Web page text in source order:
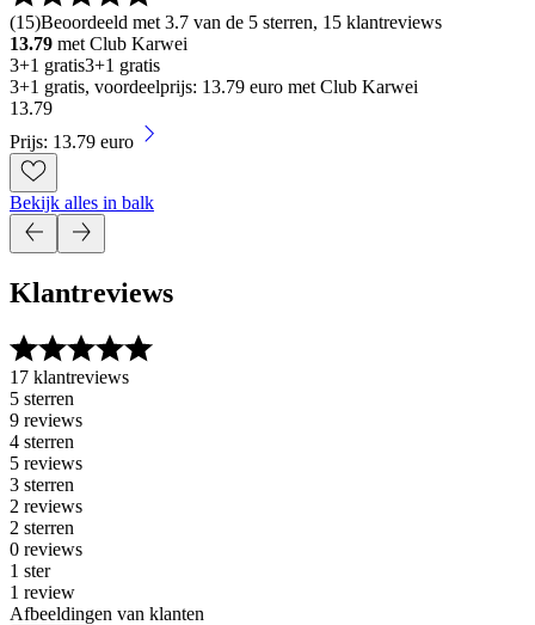
(15)Beoordeeld met 3.7 van de 5 sterren, 15 klantreviews
13.79 met Club Karwei
3+1 gratis3+1 gratis
3+1 gratis, voordeelprijs: 13.79 euro met Club Karwei
13.79
Prijs: 13.79 euro
Bekijk alles in balk
Klantreviews
17 klantreviews
5 sterren
9 reviews
4 sterren
5 reviews
3 sterren
2 reviews
2 sterren
0 reviews
1 ster
1 review
Afbeeldingen van klanten